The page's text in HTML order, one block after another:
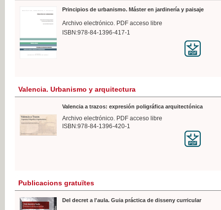
Principios de urbanismo. Máster en jardinería y paisaje
Archivo electrónico. PDF acceso libre
ISBN:978-84-1396-417-1
Valencia. Urbanismo y arquitectura
Valencia a trazos: expresión poligráfica arquitectónica
Archivo electrónico. PDF acceso libre
ISBN:978-84-1396-420-1
Publicacions gratuïtes
Del decret a l'aula. Guia práctica de disseny curricular